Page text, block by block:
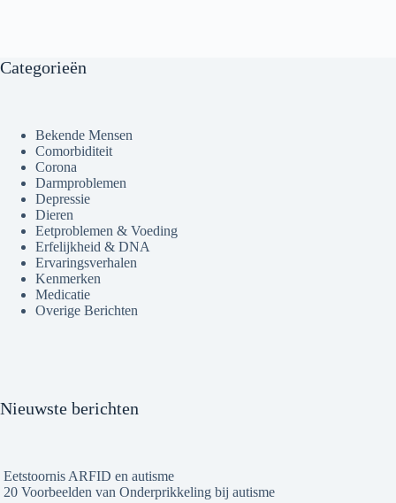
Categorieën
Bekende Mensen
Comorbiditeit
Corona
Darmproblemen
Depressie
Dieren
Eetproblemen & Voeding
Erfelijkheid & DNA
Ervaringsverhalen
Kenmerken
Medicatie
Overige Berichten
Nieuwste berichten
Eetstoornis ARFID en autisme
20 Voorbeelden van Onderprikkeling bij autisme